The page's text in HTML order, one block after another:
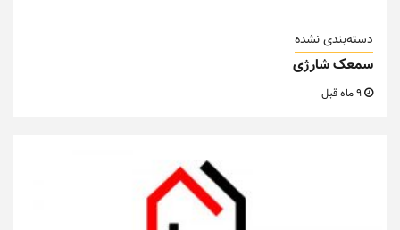
دسته‌بندی نشده
سمعک شارژی